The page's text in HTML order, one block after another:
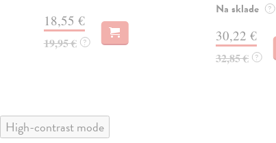
18,55 €
19,95 € ?
Na sklade ?
30,22 €
32,85 € ?
High-contrast mode